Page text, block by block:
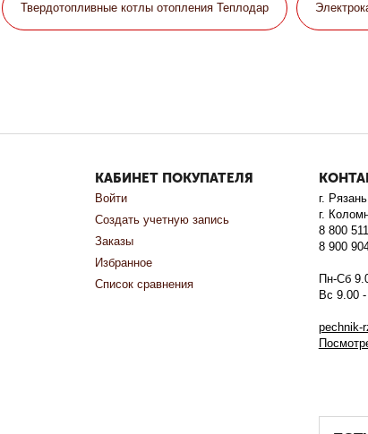
Твердотопливные котлы отопления Теплодар
КАБИНЕТ ПОКУПАТЕЛЯ
Войти
Создать учетную запись
Заказы
Избранное
Список сравнения
г.
г.
8 800
8 900
Пн-Сб
Вс 9.00
pechnik-